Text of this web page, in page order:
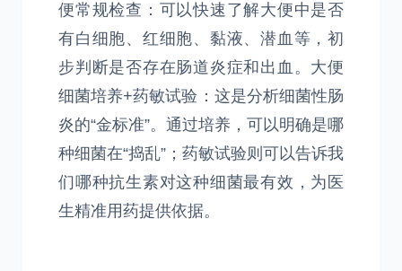
便常规检查：可以快速了解大便中是否
有白细胞、红细胞、黏液、潜血等，初
步判断是否存在肠道炎症和出血。大便
细菌培养+药敏试验：这是分析细菌性肠
炎的“金标准”。通过培养，可以明确是哪
种细菌在“捣乱”；药敏试验则可以告诉我
们哪种抗生素对这种细菌最有效，为医
生精准用药提供依据。